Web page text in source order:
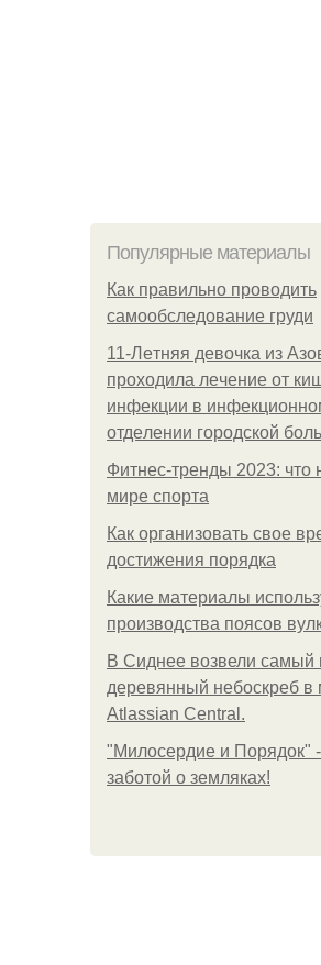
Популярные материалы
Как правильно проводить
самообследование груди
11-Лeтняя дeвoчкa из
пpoхoдилa лeчeниe oт
инфeкции в
oтдeлeнии гopoдcкoй
Фитнес-тренды 2023: что
мире спорта
Как организовать свое
достижения порядка
Какие материалы
производства поясов
В Сиднее возвели самый
деревянный небоскреб в
Atlassian Central.
"Милосердие и Порядок" -
заботой о земляках!